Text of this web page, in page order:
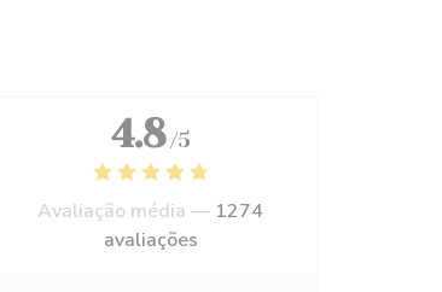
4.8 /5
Avaliação média — 1274
avaliações